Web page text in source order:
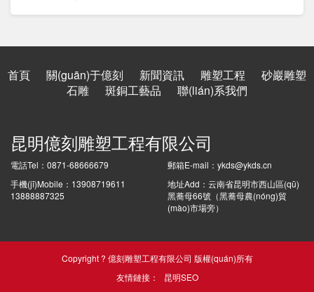
首頁 關(guān)于億刻 新聞資訊 雕塑工程
砂巖雕塑
石雕
斑銅工藝品 聯(lián)系我們
昆明億刻雕塑工程有限公司
電話Tel：0871-68666679
手機(jī)Mobile：13908719611
13888887325
郵箱E-mail：ykds@ykds.cn
地址Add：云南省昆明市西山區(qū)
黑蕎母66號（黑蕎母農(nóng)貿
(mào)市場旁）
Copyright ? 億刻雕塑工程有限公司 版權(quán)所有
友情鏈接：
昆明SEO